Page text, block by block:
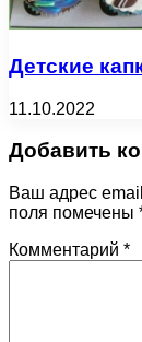
Детские
11.10.2022
Добавить
Ваш адрес
поля помечены
Комментарий *